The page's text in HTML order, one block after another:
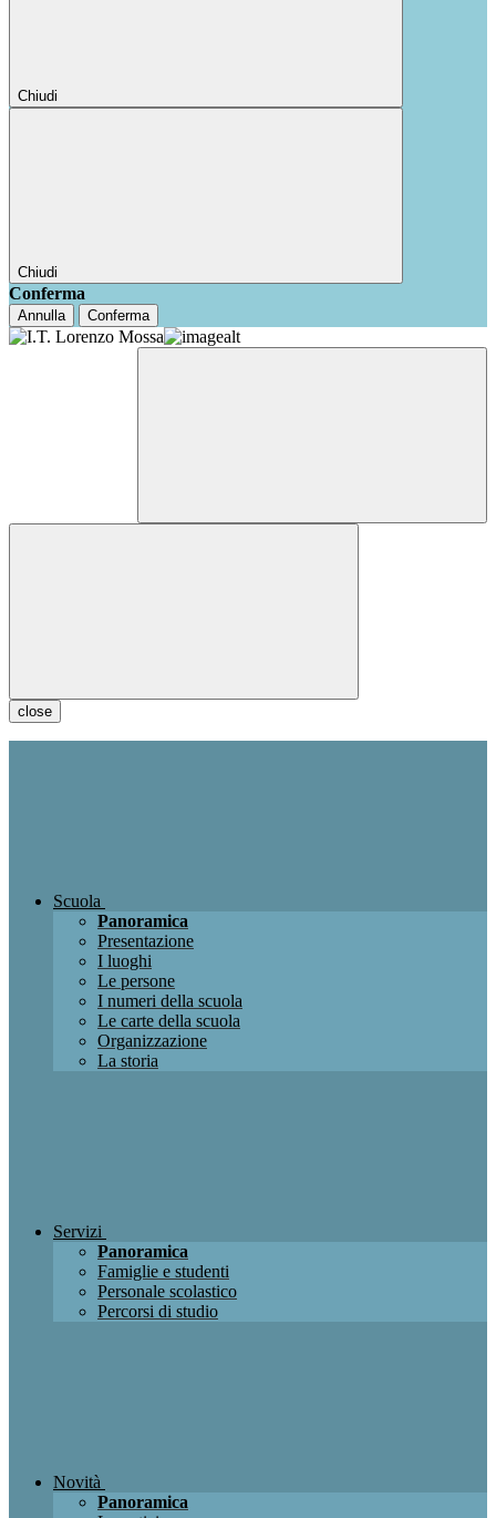
Chiudi
Chiudi
Conferma
Annulla Conferma
close
Scuola
Panoramica
Presentazione
I luoghi
Le persone
I numeri della scuola
Le carte della scuola
Organizzazione
La storia
Servizi
Panoramica
Famiglie e studenti
Personale scolastico
Percorsi di studio
Novità
Panoramica